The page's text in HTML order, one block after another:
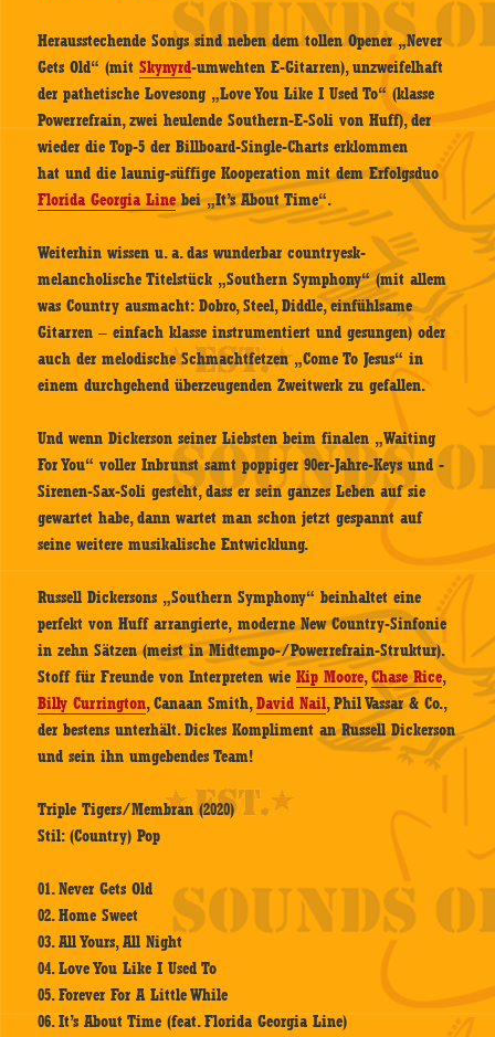
Herausstechende Songs sind neben dem tollen Opener „Never
Gets Old“ (mitSkynyrd-umwehten E-Gitarren), unzweifelhaft
der pathetische Lovesong „Love You Like I Used To“ (klasse
Powerrefrain, zwei heulende Southern-E-Soli von Huff), der
wieder die Top-5 der Billboard-Single-Charts erklommen
hat und die launig-süffige Kooperation mit dem Erfolgsduo
Florida Georgia Linebei „It’s About Time“.
Weiterhin wissen u. a. das wunderbar countryesk-
melancholische Titelstück „Southern Symphony“ (mit allem
was Country ausmacht: Dobro, Steel, Diddle, einfühlsame
Gitarren – einfach klasse instrumentiert und gesungen) oder
auch der melodische Schmachtfetzen „Come To Jesus“ in
einem durchgehend überzeugenden Zweitwerk zu gefallen.
Und wenn Dickerson seiner Liebsten beim finalen „Waiting
For You“ voller Inbrunst samt poppiger 90er-Jahre-Keys und -
Sirenen-Sax-Soli gesteht, dass er sein ganzes Leben auf sie
gewartet habe, dann wartet man schon jetzt gespannt auf
seine weitere musikalische Entwicklung.
Russell Dickersons „Southern Symphony“ beinhaltet eine
perfekt von Huff arrangierte, moderne New Country-Sinfonie
in zehn Sätzen (meist in Midtempo-/Powerrefrain-Struktur).
Stoff für Freunde von Interpreten wieKip Moore,Chase Rice,
Billy Currington, Canaan Smith,David Nail, Phil Vassar & Co.,
der bestens unterhält. Dickes Kompliment an Russell Dickerson
und sein ihn umgebendes Team!
Triple Tigers/Membran (2020)
Stil: (Country) Pop
01. Never Gets Old
02. Home Sweet
03. All Yours, All Night
04. Love You Like I Used To
05. Forever For A Little While
06. It’s About Time (feat. Florida Georgia Line)